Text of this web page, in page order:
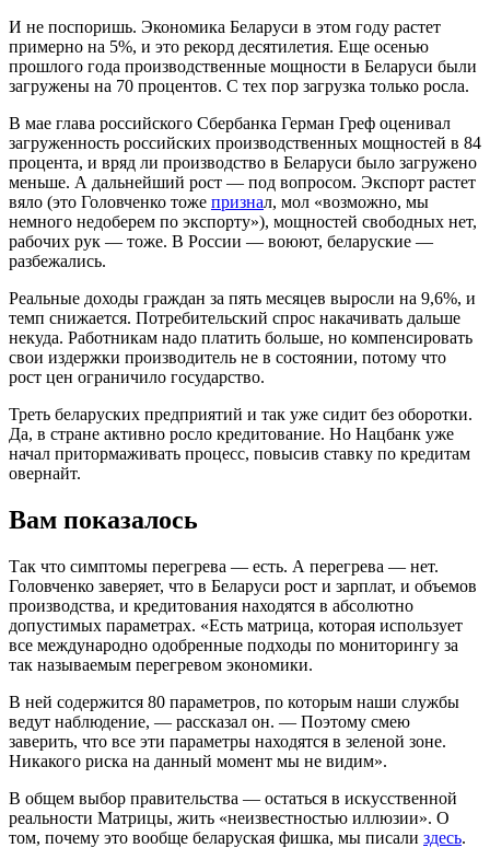
И не поспоришь. Экономика Беларуси в этом году растет
примерно на 5%, и это рекорд десятилетия. Еще осенью
прошлого года производственные мощности в Беларуси были
загружены на 70 процентов. С тех пор загрузка только росла.
В мае глава российского Сбербанка Герман Греф оценивал
загруженность российских производственных мощностей в 84
процента, и вряд ли производство в Беларуси было загружено
меньше. А дальнейший рост — под вопросом. Экспорт растет
вяло (это Головченко тоже признал, мол «возможно, мы
немного недоберем по экспорту»), мощностей свободных нет,
рабочих рук — тоже. В России — воюют, беларуские —
разбежались.
Реальные доходы граждан за пять месяцев выросли на 9,6%, и
темп снижается. Потребительский спрос накачивать дальше
некуда. Работникам надо платить больше, но компенсировать
свои издержки производитель не в состоянии, потому что
рост цен ограничило государство.
Треть беларуских предприятий и так уже сидит без оборотки.
Да, в стране активно росло кредитование. Но Нацбанк уже
начал притормаживать процесс, повысив ставку по кредитам
овернайт.
Вам показалось
Так что симптомы перегрева — есть. А перегрева — нет.
Головченко заверяет, что в Беларуси рост и зарплат, и объемов
производства, и кредитования находятся в абсолютно
допустимых параметрах. «Есть матрица, которая использует
все международно одобренные подходы по мониторингу за
так называемым перегревом экономики.
В ней содержится 80 параметров, по которым наши службы
ведут наблюдение, — рассказал он. — Поэтому смею
заверить, что все эти параметры находятся в зеленой зоне.
Никакого риска на данный момент мы не видим».
В общем выбор правительства — остаться в искусственной
реальности Матрицы, жить «неизвестностью иллюзии». О
том, почему это вообще беларуская фишка, мы писали здесь.